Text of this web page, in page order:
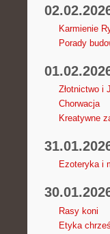
Karmienie
Porady
Złotnictwo i
Chorwacja
Kreatywne
Ezoteryka i
Rasy koni
Etyka